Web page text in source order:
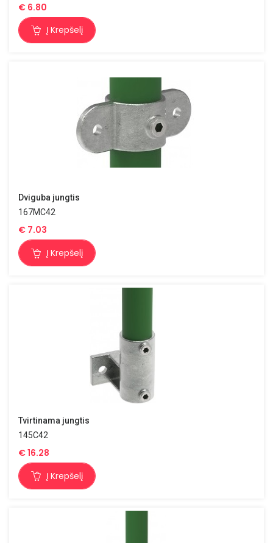
€ 6.80
Į Krepšelį
Dviguba jungtis
167MC42
€ 7.03
Į Krepšelį
Tvirtinama jungtis
145C42
€16.28
Į Krepšelį